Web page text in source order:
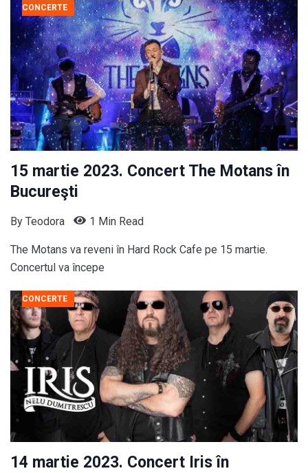
CONCERTE
15 martie 2023. Concert The Motans în
Bucureşti
By Teodora 1 Min Read
The Motans va reveni în Hard Rock Cafe pe 15 martie.
Concertul va începe
CONCERTE
14 martie 2023. Concert Iris în